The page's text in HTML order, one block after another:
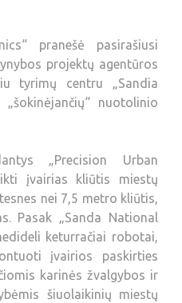
pranešė pasirašiusi
projektų agentūros
tyrimų centru „Sandia
nuotolinio
„Precision Urban
įvairias kliūtis miestų
nei 7,5 metro kliūtis,
Pasak „Sanda National
keturračiai robotai,
įvairios paskirties
karinės žvalgybos ir
šiuolaikinių miestų